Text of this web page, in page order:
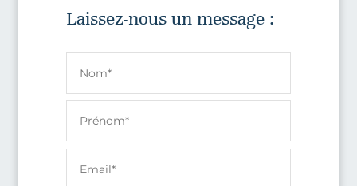
Laissez-nous un message :